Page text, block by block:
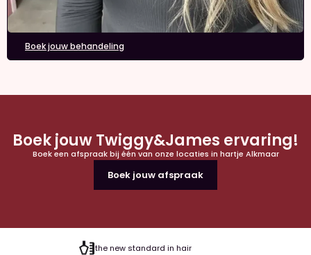
Boek jouw behandeling
Boek jouw Twiggy&James ervaring!
Boek een afspraak bij één van onze locaties in hartje Alkmaar
Boek jouw afspraak
the new standard in hair